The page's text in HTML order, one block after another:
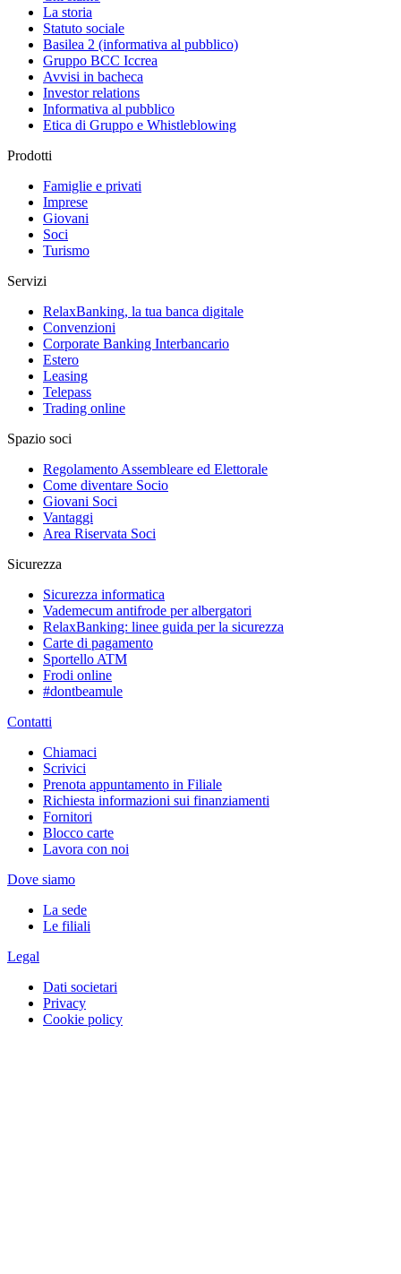
La storia
Statuto sociale
Basilea 2 (informativa al pubblico)
Gruppo BCC Iccrea
Avvisi in bacheca
Investor relations
Informativa al pubblico
Etica di Gruppo e Whistleblowing
Prodotti
Famiglie e privati
Imprese
Giovani
Soci
Turismo
Servizi
RelaxBanking, la tua banca digitale
Convenzioni
Corporate Banking Interbancario
Estero
Leasing
Telepass
Trading online
Spazio soci
Regolamento Assembleare ed Elettorale
Come diventare Socio
Giovani Soci
Vantaggi
Area Riservata Soci
Sicurezza
Sicurezza informatica
Vademecum antifrode per albergatori
RelaxBanking: linee guida per la sicurezza
Carte di pagamento
Sportello ATM
Frodi online
#dontbeamule
Contatti
Chiamaci
Scrivici
Prenota appuntamento in Filiale
Richiesta informazioni sui finanziamenti
Fornitori
Blocco carte
Lavora con noi
Dove siamo
La sede
Le filiali
Legal
Dati societari
Privacy
Cookie policy